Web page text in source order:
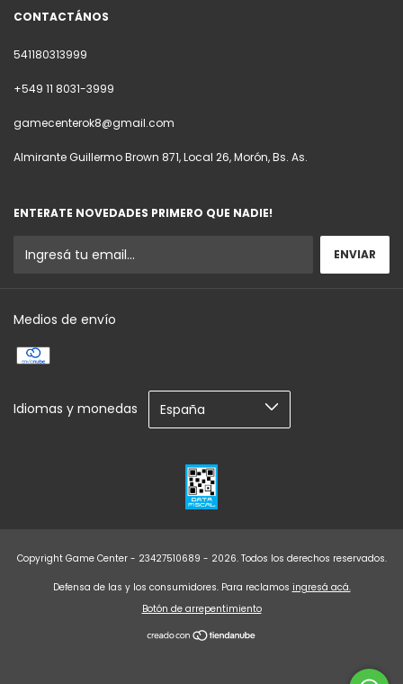
CONTACTÁNOS
541180313999
+549 11 8031-3999
gamecenterok8@gmail.com
Almirante Guillermo Brown 871, Local 26, Morón, Bs. As.
ENTERATE NOVEDADES PRIMERO QUE NADIE!
Medios de envío
Idiomas y monedas
Copyright Game Center - 23427510689 - 2026. Todos los derechos reservados.
Defensa de las y los consumidores. Para reclamos ingresá acá.
Botón de arrepentimiento